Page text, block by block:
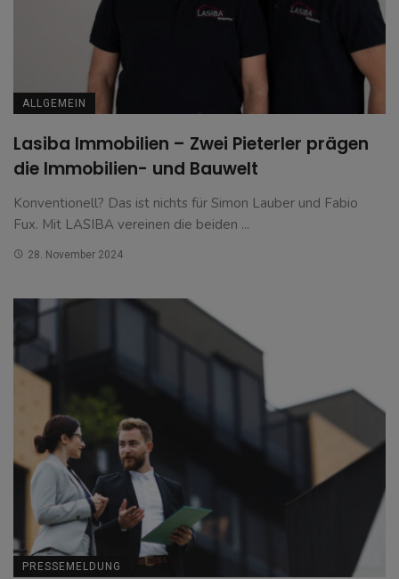
ALLGEMEIN
Lasiba Immobilien – Zwei Pieterler prägen
die Immobilien- und Bauwelt
Konventionell? Das ist nichts für Simon Lauber und Fabio
Fux. Mit LASIBA vereinen die beiden ...
28. November 2024
PRESSEMELDUNG